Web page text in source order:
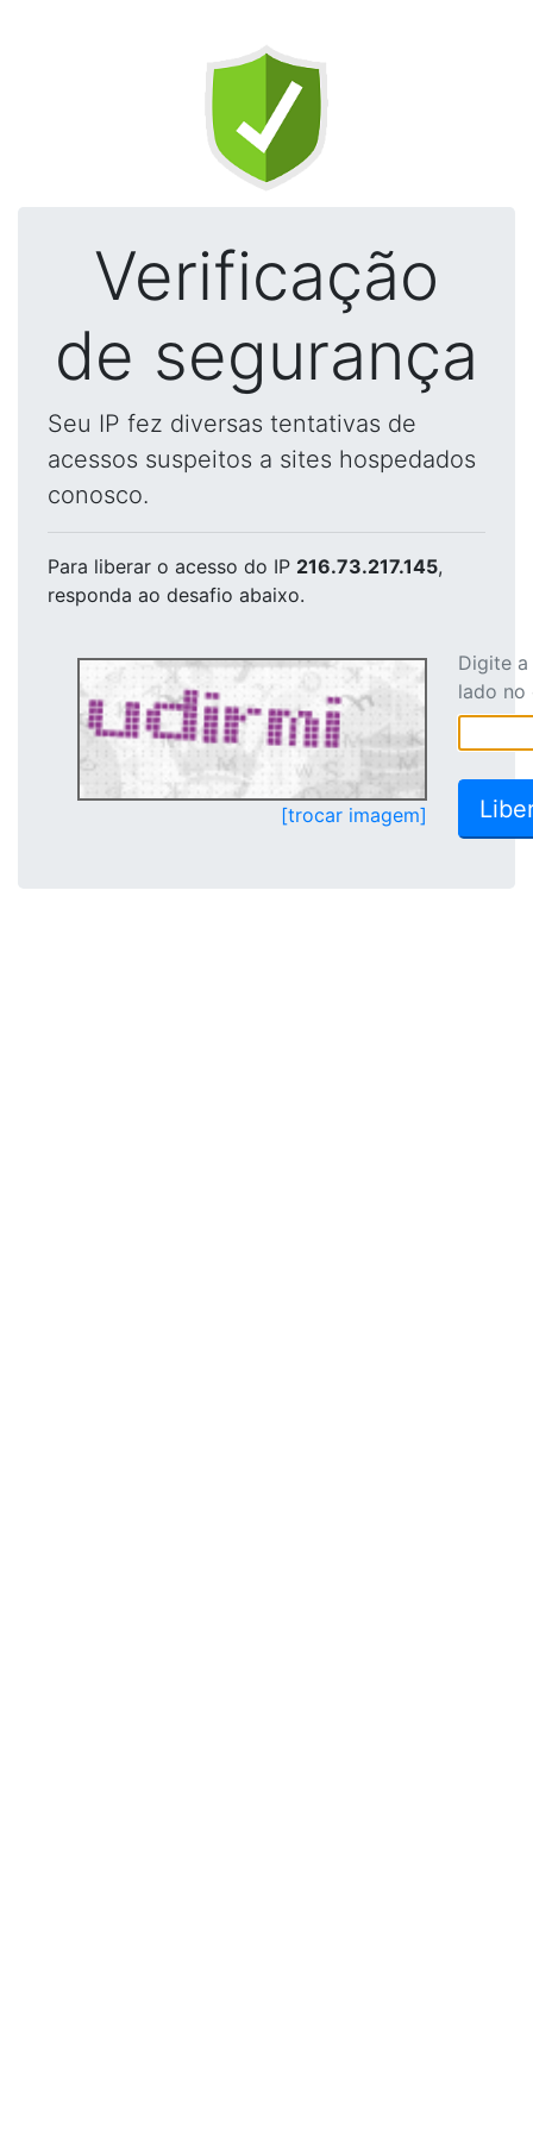
Verificação
de segurança
Seu IP fez diversas tentativas de
acessos suspeitos a sites hospedados
conosco.
Para liberar o acesso do IP 216.73.217.145,
responda ao desafio abaixo.
[trocar imagem]
Digite
lado no